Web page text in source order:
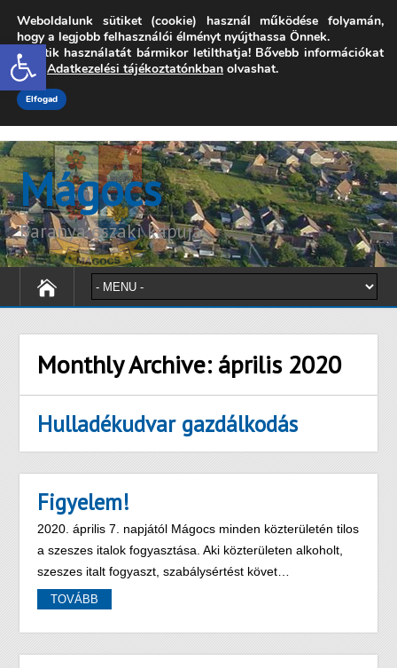
Open toolbar
7342 Mágocs, Szabadság utca 39.
onkormanyzat@magocs.hu +36 (72) 451 110
Elérhetőségek
Mágocs
Baranya északi kapuja
Monthly Archive: április 2020
Hulladékudvar gazdálkodás
Figyelem!
2020. április 7. napjától Mágocs minden közterületén tilos
a szeszes italok fogyasztása. Aki közterületen alkoholt,
szeszes italt fogyaszt, szabálysértést követ…
TOVÁBB
Weboldalunk sütiket (cookie) használ működése folyamán,
hogy a legjobb felhasználói élményt nyújthassa Önnek.
A sütik használatát bármikor letilthatja! Bővebb információkat
erről Adatkezelési tájékoztatónkban olvashat.
Elfogad